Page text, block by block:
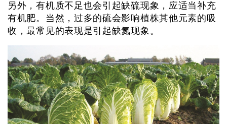
另外，有机质不足也会引起缺硫现象，应适当补充
有机肥。当然，过多的硫会影响植株其他元素的吸
收，最常见的表现是引起缺氮现象。